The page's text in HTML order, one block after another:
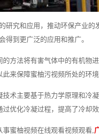
研究和应用，推动环保产业
得到更广泛的应用和推广。
方法将有害气体中的有机物
来保障蜜柚污视频所处的环
术主要基于热力学原理和冷
优化冷凝过程，提高了冷却
蜜柚视频在线观看视频观看,